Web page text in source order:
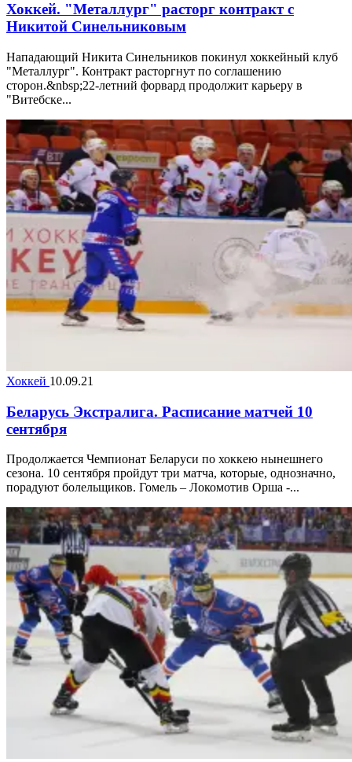
Хоккей. "Металлург" расторг контракт с
Никитой Синельниковым
Нападающий Никита Синельников покинул хоккейный клуб
"Металлург". Контракт расторгнут по соглашению
сторон.&nbsp;22-летний форвард продолжит карьеру в
"Витебске...
Хоккей 10.09.21
Беларусь Экстралига. Расписание матчей 10
сентября
Продолжается Чемпионат Беларуси по хоккею нынешнего
сезона. 10 сентября пройдут три матча, которые, однозначно,
порадуют болельщиков. Гомель – Локомотив Орша -...